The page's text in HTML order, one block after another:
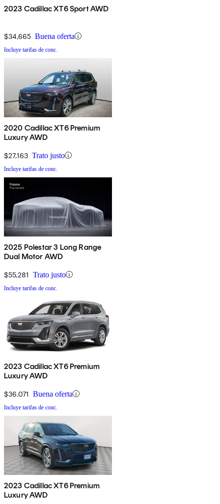
2023 Cadillac XT6 Sport AWD
$34,665 Buena oferta
Incluye tarifas de conc.
2020 Cadillac XT6 Premium
Luxury AWD
$27,163 Trato justo
Incluye tarifas de conc.
2025 Polestar 3 Long Range
Dual Motor AWD
$55,281 Trato justo
Incluye tarifas de conc.
2023 Cadillac XT6 Premium
Luxury AWD
$36,071 Buena oferta
Incluye tarifas de conc.
2023 Cadillac XT6 Premium
Luxury AWD